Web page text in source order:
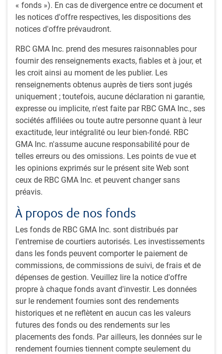
« fonds »). En cas de divergence entre ce document et
les notices d'offre respectives, les dispositions des
notices d'offre prévaudront.
RBC GMA Inc. prend des mesures raisonnables pour
fournir des renseignements exacts, fiables et à jour, et
les croit ainsi au moment de les publier. Les
renseignements obtenus auprès de tiers sont jugés
uniquement ; toutefois, aucune déclaration ni garantie,
expresse ou implicite, n'est faite par RBC GMA Inc., ses
sociétés affiliées ou toute autre personne quant à leur
exactitude, leur intégralité ou leur bien-fondé. RBC
GMA Inc. n'assume aucune responsabilité pour de
telles erreurs ou des omissions. Les points de vue et
les opinions exprimés sur le présent site Web sont
ceux de RBC GMA Inc. et peuvent changer sans
préavis.
À propos de nos fonds
Les fonds de RBC GMA Inc. sont distribués par
l'entremise de courtiers autorisés. Les investissements
dans les fonds peuvent comporter le paiement de
commissions, de commissions de suivi, de frais et de
dépenses de gestion. Veuillez lire la notice d'offre
propre à chaque fonds avant d'investir. Les données
sur le rendement fournies sont des rendements
historiques et ne reflètent en aucun cas les valeurs
futures des fonds ou des rendements sur les
placements des fonds. Par ailleurs, les données sur le
rendement fournies tiennent compte seulement du
Fonds
d'obligations à
court terme de
Indice des
obligations
globales à court
Canada
août-20 2,878.55
Fonds
d'obligations
PH&N
Indice des
obligations
universelles
FTSE Canada
d̩c.-70
Fonds
d'obligations à
rendement global
PH&N
Indice des
obligations
universelles
FTSE Canada
juil.-00 12,646.37
Fonds valorisé
d'obligations à
rendement global
PH&N
Indice des
universelles
mars-08
Fonds
d'obligations de
base plus PH&N
Indice des
obligations
universelles
FTSE Canada
juin-13 14,109.07
Fonds fiduciaire
de retraite
d'obligations à
long terme PH&N
Indice des
obligations
globales à long
terme FTSE
Canada
avr.-98